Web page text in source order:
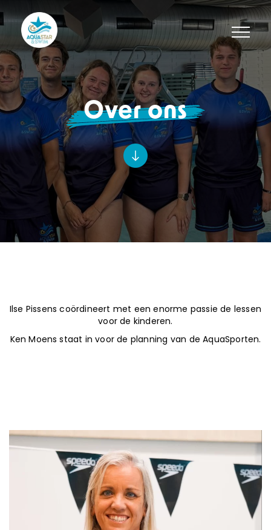
Over ons
Ilse Pissens coördineert met een enorme passie de lessen
voor de kinderen.
Ken Moens staat in voor de planning van de AquaSporten.